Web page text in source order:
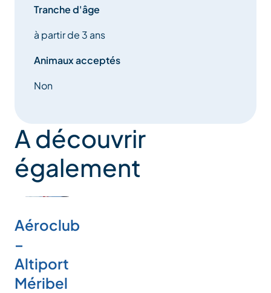
Tranche d'âge
à partir de 3 ans
Animaux acceptés
Non
A découvrir
également
Aéroclub
–
Altiport
Méribel